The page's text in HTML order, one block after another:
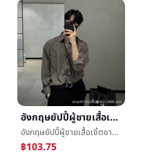
อังกฤษยัปปี้ผู้ชายเสื้อเชิ้ตชายแขนยาวสูงความรู้สึกสีเทาแสงสุกลมสูทภายในเอาเสื้อเชิ้ตoversize
อังกฤษยัปปี้ผู้ชายเสื้อเชิ้ตชายแขนยาวสูงความรู้สึกสีเทาแสงสุกลมสูทภายในเอาเสื้อเชิ้ตoversize
฿103.75